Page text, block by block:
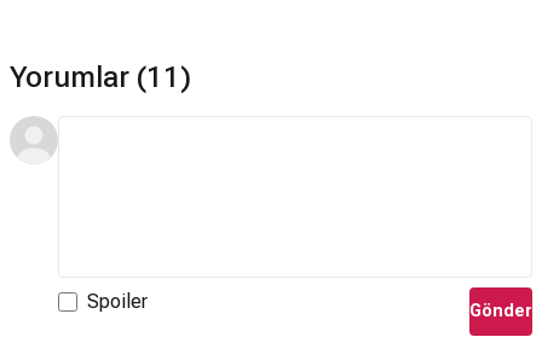
Yorumlar (11)
Spoiler Gönder